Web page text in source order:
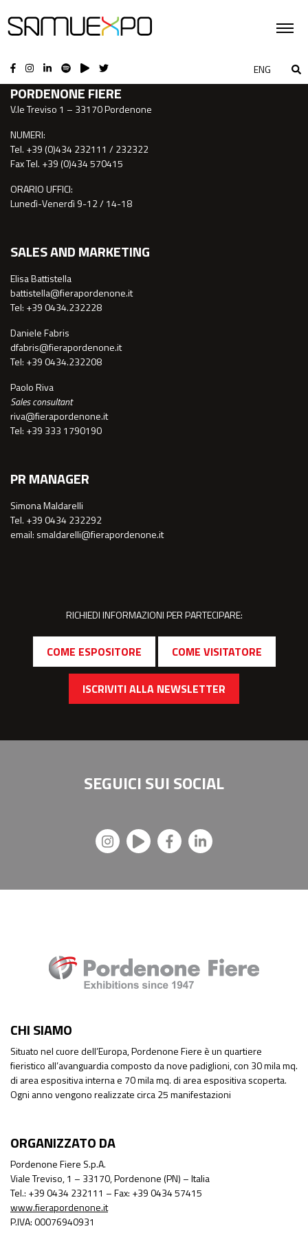
ENG
CONTATTI
PORDENONE FIERE
V.le Treviso 1 – 33170 Pordenone
NUMERI:
Tel. +39 (0)434 232111 / 232322
Fax Tel. +39 (0)434 570415
ORARIO UFFICI:
Lunedì-Venerdì 9-12 / 14-18
SALES AND MARKETING
Elisa Battistella
battistella@fierapordenone.it
Tel: +39 0434.232228
Daniele Fabris
dfabris@fierapordenone.it
Tel: +39 0434.232208
Paolo Riva
Sales consultant
riva@fierapordenone.it
Tel: +39 333 1790190
PR MANAGER
Simona Maldarelli
Tel. +39 0434 232292
email: smaldarelli@fierapordenone.it
RICHIEDI INFORMAZIONI PER PARTECIPARE:
COME ESPOSITORE COME VISITATORE
ISCRIVITI ALLA NEWSLETTER
SEGUICI SUISOCIAL
CHI SIAMO
Situato nel cuore dell’Europa, Pordenone Fiere è un quartiere
fieristico all’avanguardia composto da nove padiglioni, con 30 mila mq.
di area espositiva interna e 70 mila mq. di area espositiva scoperta.
Ogni anno vengono realizzate circa 25 manifestazioni
ORGANIZZATO DA
Pordenone Fiere S.p.A.
Viale Treviso, 1 – 33170, Pordenone (PN) – Italia
Tel.: +39 0434 232111 – Fax: +39 0434 57415
www.fierapordenone.it
P.IVA: 00076940931